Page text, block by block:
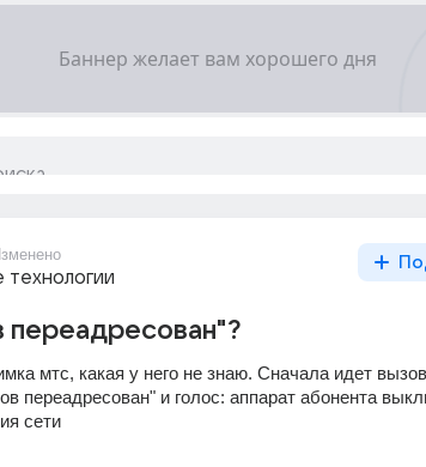
переадресован"?
мтс, какая у него не знаю. Сначала идет
переадресован" и голос: аппарат абонента
сети